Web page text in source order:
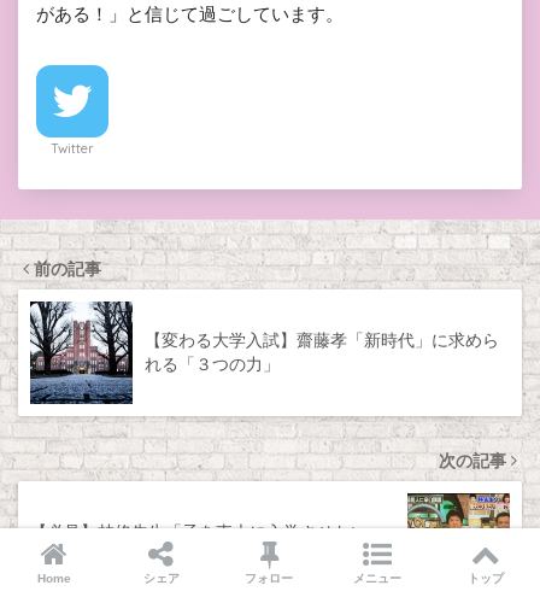
がある！」と信じて過ごしています。
Twitter
前の記事
【変わる大学入試】齋藤孝「新時代」に求めら
れる「３つの力」
次の記事
【必見】林修先生「子を東大に入学させたい
親」が意識すべきたった…
Home シェア フォロー メニュー トップ